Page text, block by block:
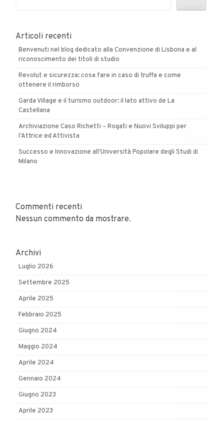
Articoli recenti
Benvenuti nel blog dedicato alla Convenzione di Lisbona e al
riconoscimento dei titoli di studio
Revolut e sicurezza: cosa fare in caso di truffa e come
ottenere il rimborso
Garda Village e il turismo outdoor: il lato attivo de La
Castellana
Archiviazione Caso Richetti – Rogati e Nuovi Sviluppi per
l’Attrice ed Attivista
Successo e Innovazione all’Università Popolare degli Studi di
Milano
Commenti recenti
Nessun commento da mostrare.
Archivi
Luglio 2026
Settembre 2025
Aprile 2025
Febbraio 2025
Giugno 2024
Maggio 2024
Aprile 2024
Gennaio 2024
Giugno 2023
Aprile 2023